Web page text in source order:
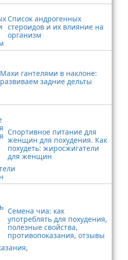
Список андрогенных
стероидов и их влияние на
организм
Махи гантелями в наклоне:
развиваем задние дельты
Спортивное питание для
женщин для похудения. Как
похудеть: жиросжигатели
для женщин
Семена чиа: как
употреблять для похудения,
полезные свойства,
противопоказания, отзывы